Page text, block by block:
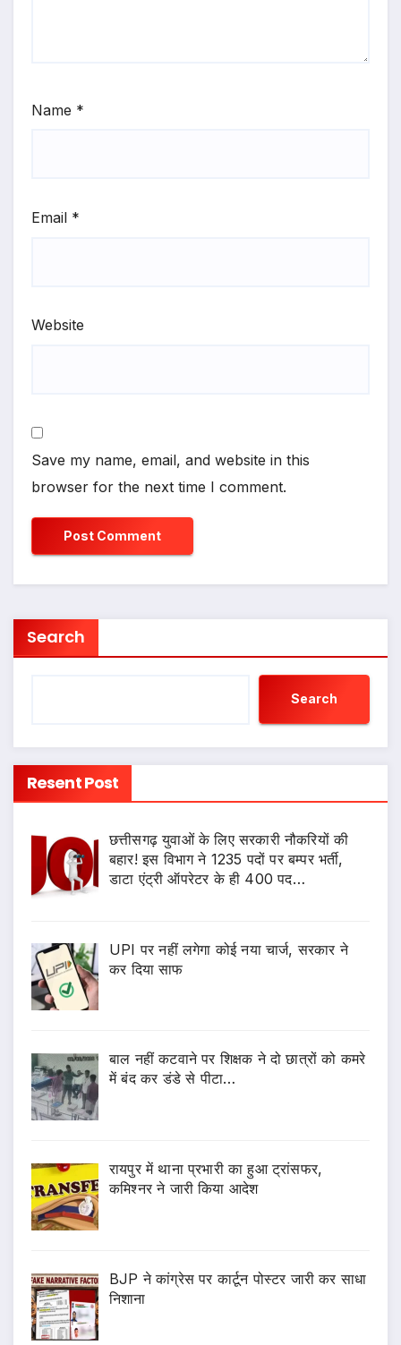
Name *
Email *
Website
Save my name, email, and website in this
browser for the next time I comment.
Search
Search
Resent Post
छत्तीसगढ़ युवाओं के लिए सरकारी नौकरियों की
बहार! इस विभाग ने 1235 पदों पर बम्पर भर्ती,
डाटा एंट्री ऑपरेटर के ही 400 पद…
UPI पर नहीं लगेगा कोई नया चार्ज, सरकार ने
कर दिया साफ
बाल नहीं कटवाने पर शिक्षक ने दो छात्रों को कमरे
में बंद कर डंडे से पीटा…
रायपुर में थाना प्रभारी का हुआ ट्रांसफर,
कमिश्नर ने जारी किया आदेश
BJP ने कांग्रेस पर कार्टून पोस्टर जारी कर साधा
निशाना